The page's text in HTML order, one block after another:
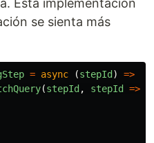
Esta implementación
se sienta más
= async (stepId ) =>
(stepId , stepId =>